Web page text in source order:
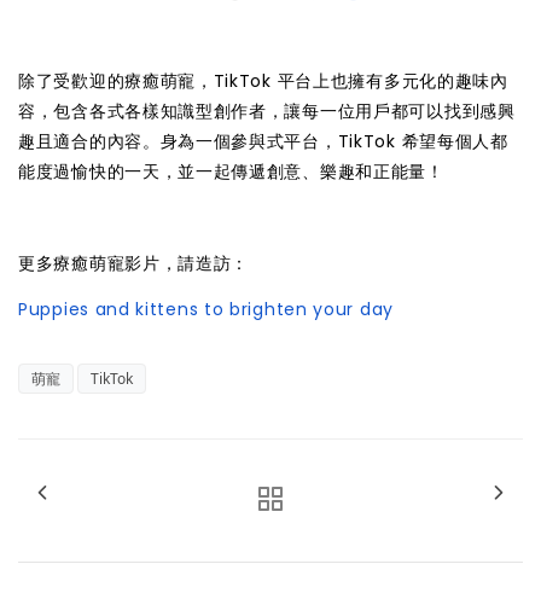
除了受歡迎的療癒萌寵，TikTok 平台上也擁有多元化的趣味內
容，包含各式各樣知識型創作者，讓每一位用戶都可以找到感興
趣且適合的內容。身為一個參與式平台，TikTok 希望每個人都
能度過愉快的一天，並一起傳遞創意、樂趣和正能量！
更多療癒萌寵影片，請造訪：
Puppies and kittens to brighten your day
萌寵 TikTok